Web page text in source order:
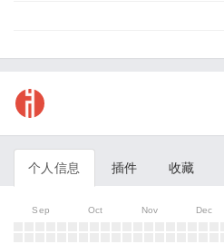
个人信息 插件 收藏
Sep Oct Nov Dec